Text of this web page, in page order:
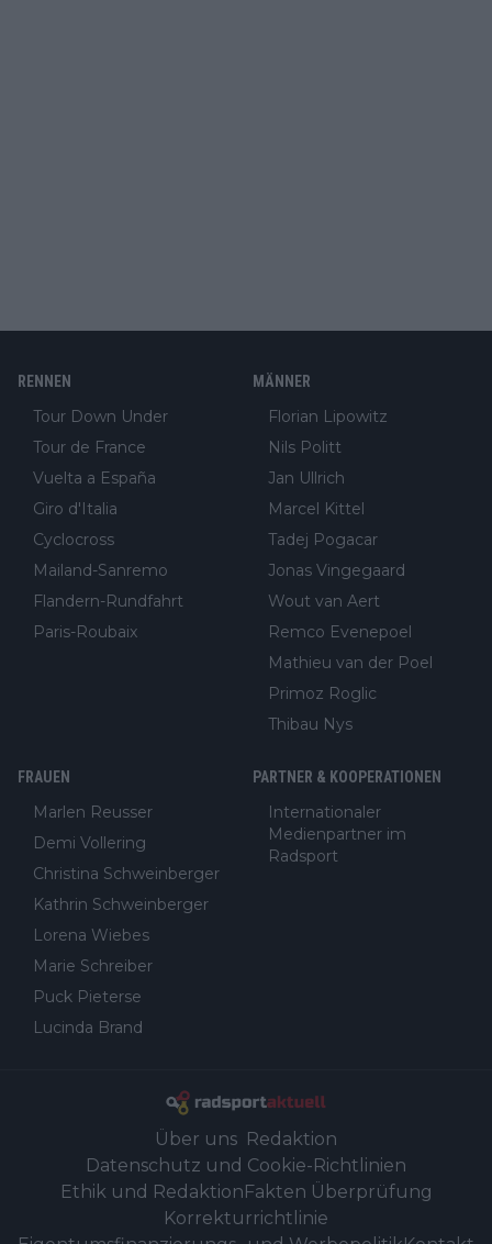
RENNEN
Tour Down Under
Tour de France
Vuelta a España
Giro d'Italia
Cyclocross
Mailand-Sanremo
Flandern-Rundfahrt
Paris-Roubaix
MÄNNER
Florian Lipowitz
Nils Politt
Jan Ullrich
Marcel Kittel
Tadej Pogacar
Jonas Vingegaard
Wout van Aert
Remco Evenepoel
Mathieu van der Poel
Primoz Roglic
Thibau Nys
FRAUEN
Marlen Reusser
Demi Vollering
Christina Schweinberger
Kathrin Schweinberger
Lorena Wiebes
Marie Schreiber
Puck Pieterse
Lucinda Brand
PARTNER & KOOPERATIONEN
Internationaler
Medienpartner im
Radsport
Über uns Redaktion
Datenschutz und Cookie-Richtlinien
Ethik und Redaktion Fakten Überprüfung
Korrekturrichtlinie